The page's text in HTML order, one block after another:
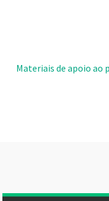
Materiais de apoio ao